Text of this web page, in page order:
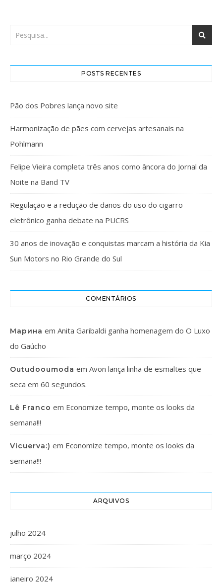
POSTS RECENTES
Pão dos Pobres lança novo site
Harmonização de pães com cervejas artesanais na
Pohlmann
Felipe Vieira completa três anos como âncora do Jornal da
Noite na Band TV
Regulação e a redução de danos do uso do cigarro
eletrônico ganha debate na PUCRS
30 anos de inovação e conquistas marcam a história da Kia
Sun Motors no Rio Grande do Sul
COMENTÁRIOS
Марина em Anita Garibaldi ganha homenagem do O Luxo
do Gaúcho
Outudooumoda em Avon lança linha de esmaltes que
seca em 60 segundos.
Lê Franco em Economize tempo, monte os looks da
semana!!!
Vicuerva:) em Economize tempo, monte os looks da
semana!!!
ARQUIVOS
julho 2024
março 2024
janeiro 2024